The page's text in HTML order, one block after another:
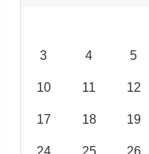
3 4 5
10 11 12
17 18 19
24 25 26